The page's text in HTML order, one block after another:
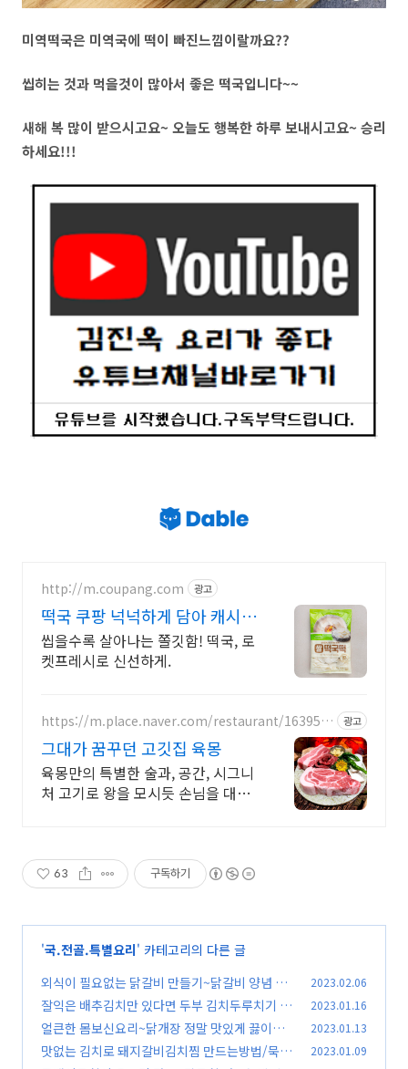
미역떡국은 미역국에 떡이 빠진느낌이랄까요??
씹히는 것과 먹을것이 많아서 좋은 떡국입니다~~
새해 복 많이 받으시고요~ 오늘도 행복한 하루 보내시고요~ 승리
하세요!!!
http://m.coupang.com 광고
떡국 쿠팡 넉넉하게 담아 캐시적
립
씹을수록 살아나는 쫄깃함! 떡국, 로
켓프레시로 신선하게.
https://m.place.naver.com/restaurant/163951
광고
그대가 꿈꾸던 고깃집 육몽
육몽만의 특별한 술과, 공간, 시그니
처 고기로 왕을 모시듯 손님을 대접
63 구독하기
'국.전골.특별요리' 카테고리의 다른 글
외식이 필요없는 닭갈비 만들기~닭갈비 양념 레
시피 /닭갈비 만드는법/ 닭다리살 요리 / 김진옥
요리가좋다
(52)
2023.02.06
잘익은 배추김치만 있다면 두부 김치두루치기 만
들기 ~ /김진옥요리가좋다 / 김치두루치기 레시
피
(31)
2023.01.16
얼큰한 몸보신요리~닭개장 정말 맛있게 끓이는
방법 /닭개장 만드는방법 / 김진옥요리가좋다 /
2023.01.13
맛없는 김치로 돼지갈비김치찜 만드는방법/묵은
2023.01.09